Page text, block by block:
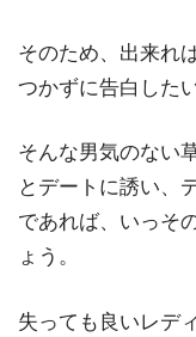
そのため、出来れ
つかずに告白した
そんな男気のない
とデートに誘い、
であれば、いっそ
ょう。
失っても良いレデ